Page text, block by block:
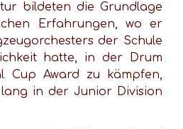
bildeten die Grundlage
Erfahrungen, wo er
der Schule
hatte, in der Drum
Cup Award zu kämpfen,
in der Junior Division